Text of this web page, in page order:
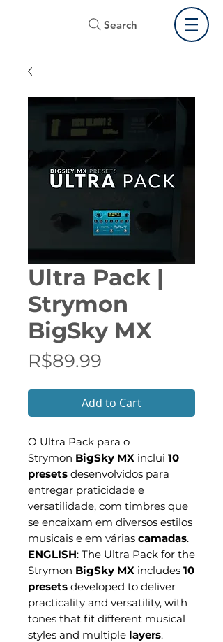
Search
Ultra Pack |
Strymon
BigSky MX
R$89.99
Add to Cart
O Ultra Pack para o
Strymon BigSky MX inclui 10
presets desenvolvidos para
entregar praticidade e
versatilidade, com timbres que
se encaixam em diversos estilos
musicais e em várias camadas.
ENGLISH: The Ultra Pack for the
Strymon BigSky MX includes 10
presets developed to deliver
practicality and versatility, with
tones that fit different musical
styles and multiple layers.